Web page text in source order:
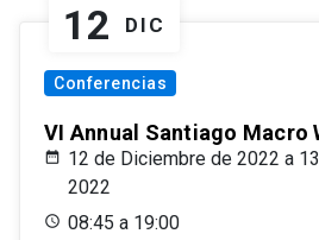
12 DIC
Conferencias
VI Annual Santiago Macro
12 de Diciembre de 2022 a
2022
08:45 a 19:00